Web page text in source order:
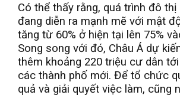
Có thể thấy rằng, quá trình đô thị
đang diễn ra mạnh mẽ với mật
tăng từ 60% ở hiện tại lên 75%
Song song với đó, Châu Á dự
thêm khoảng 220 triệu cư dân
các thành phố mới. Để tổ chức
quả và giải quyết việc làm, cũng